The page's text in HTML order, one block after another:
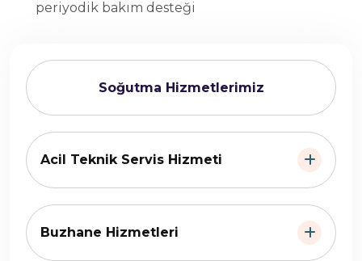
Soğutma Hizmetlerimiz
Acil Teknik Servis Hizmeti
Buzhane Hizmetleri
periyodik bakım desteği